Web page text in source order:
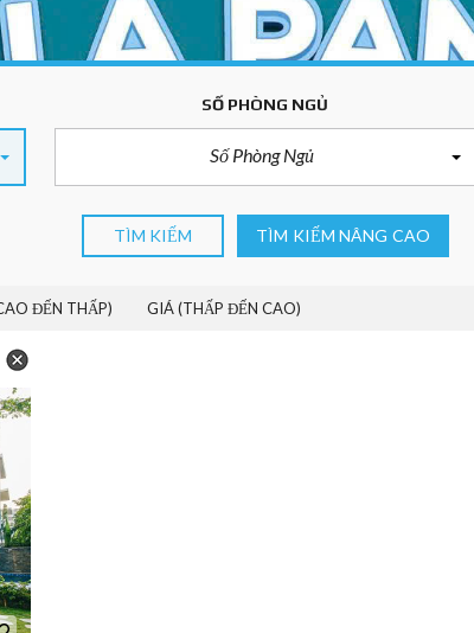
SỐ PHÒNG NGỦ
Số Phòng Ngủ
TÌM KIẾM TÌM KIẾM NÂNG CAO
ĐẾN THẤP) GIÁ (THẤP ĐẾN CAO)